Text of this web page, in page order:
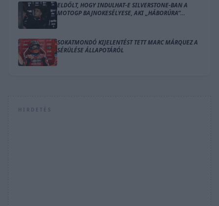
ELDŐLT, HOGY INDULHAT-E SILVERSTONE-BAN A
MOTOGP BAJNOKESÉLYESE, AKI „HÁBORÚRA”
SOKATMONDÓ KIJELENTÉST TETT MARC MÁRQUEZ A
SÉRÜLÉSE ÁLLAPOTÁRÓL
HIRDETÉS